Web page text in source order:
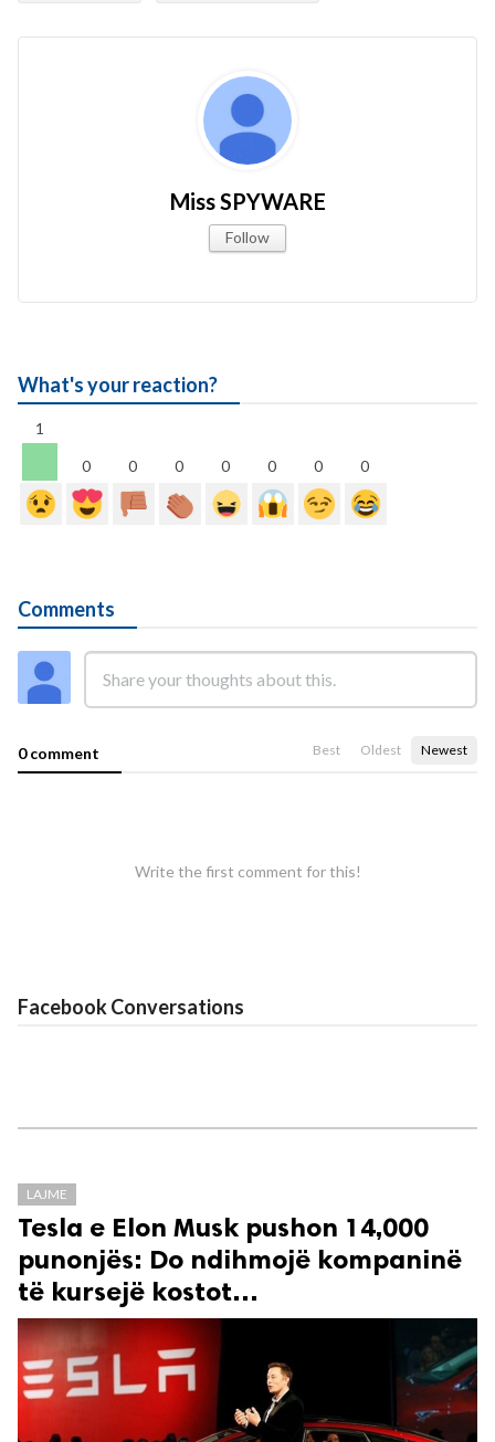
Miss SPYWARE
Follow
What's your reaction?
1
0
0 0 0 0 0 0
Comments
0 comment Best Oldest Newest
Write the first comment for this!
Facebook Conversations
LAJME
Tesla e Elon Musk pushon 14,000
punonjës: Do ndihmojë kompaninë
të kursejë kostot…